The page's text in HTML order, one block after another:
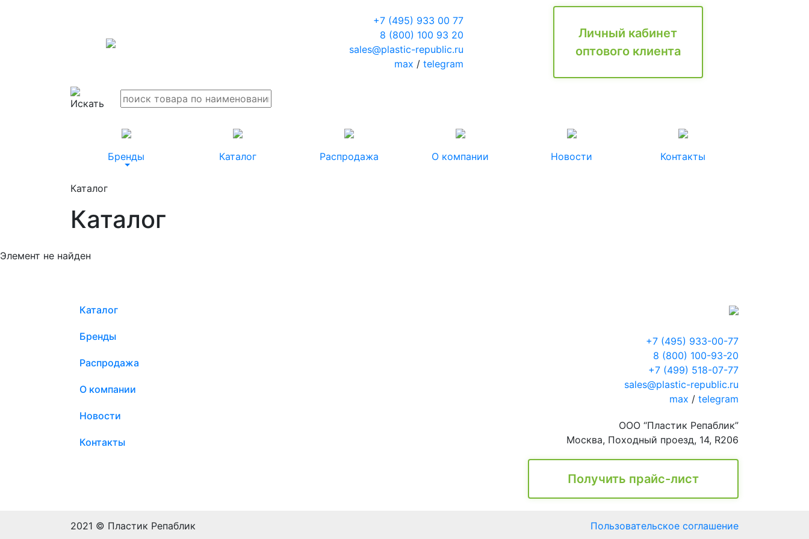
+7 (495) 933 00 77
8 (800) 100 93 20
sales@plastic-republic.ru
max / telegram
Личный кабинет
оптового клиента
Бренды Каталог Распродажа О компании Новости Контакты
Каталог
Каталог
Элемент не найден
Каталог
Бренды
Распродажа
О компании
Новости
Контакты
+7 (495) 933-00-77
8 (800) 100-93-20
+7 (499) 518-07-77
sales@plastic-republic.ru
max / telegram
ООО “Пластик Репаблик”
Москва, Походный проезд, 14, R206
Получить прайс-лист
2021 © Пластик Репаблик Пользовательское соглашение